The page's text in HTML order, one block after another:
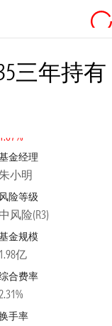
三年持有
1.07%
金经理
小明
风险等级
中风险(R3)
金规模
1.98亿
合费率
手率